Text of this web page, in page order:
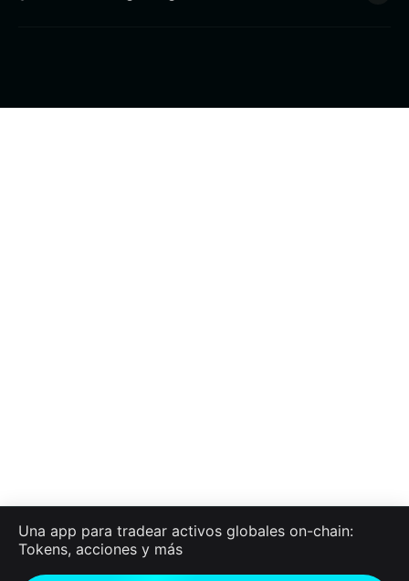
Una app para tradear activos globales on-chain:
Tokens, acciones y más